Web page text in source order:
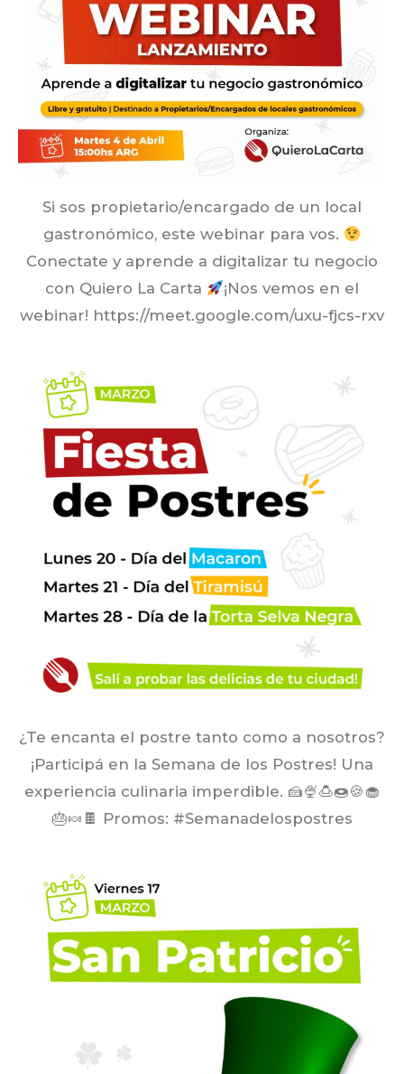
Si sos propietario/encargado de un local
gastronómico, este webinar para vos.
Conectate y aprende a digitalizar tu negocio
con Quiero La Carta
¡Nos vemos en el
webinar! https://meet.google.com/uxu-fjcs-rxv
¿Te encanta el postre tanto como a nosotros?
¡Participá en la Semana de los Postres! Una
experiencia culinaria imperdible. 🍰🍨🍮🍩🍪🧁
🎂🍬🍫 Promos: #Semanadelospostres